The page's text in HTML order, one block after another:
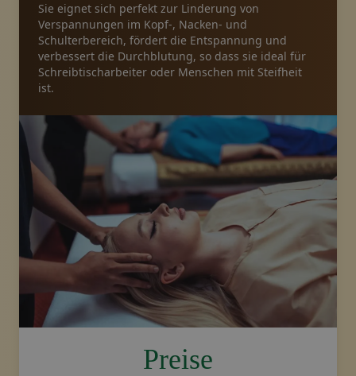
Werbeaktionen
Pakete
Galerie
Nachrichten
Online-Geschäft
Rufen Sie uns an
Gutscheine
Sie eignet sich perfekt zur Linderung von
Verspannungen im Kopf-, Nacken- und
Schulterbereich, fördert die Entspannung und
verbessert die Durchblutung, so dass sie ideal für
Schreibtischarbeiter oder Menschen mit Steifheit
ist.
Preise